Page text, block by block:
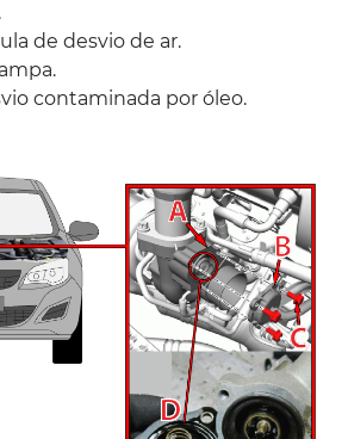
de desvio de ar.
contaminada por óleo.